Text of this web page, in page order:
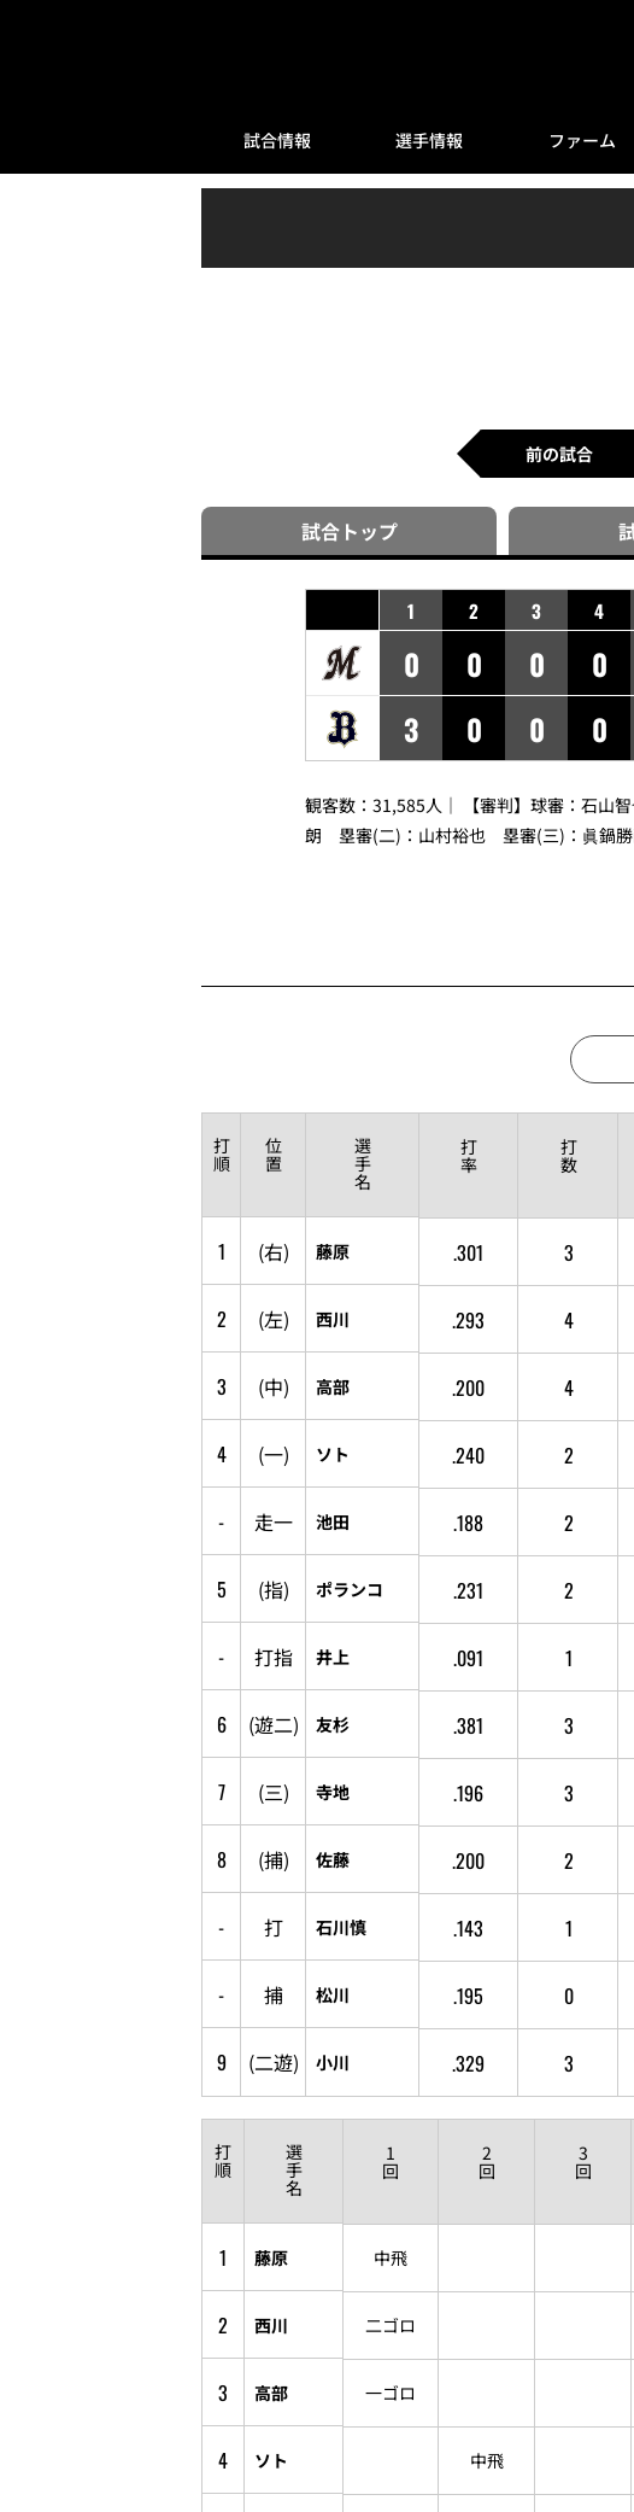
試合情報 選手情報 ファーム
前の試合
試合トップ
1 2 3 4
0 0 0 0
3
0 0 0
観客数：31,585人｜ 【審判】球審： 石山
朗 塁審(二)： 山村裕也 塁審(三)： 眞鍋
打
順
位
置
選
手
名
打
率
打
数
1 (右) 藤原 .301 3
2 (左) 西川 .293 4
3 (中) 高部 .200 4
4 (一) ソト .240 2
- 走一 池田 .188 2
5 (指) ポランコ .231 2
- 打指 井上 .091 1
6 (遊二) 友杉 .381 3
7 (三) 寺地 .196 3
8 (捕) 佐藤 .200 2
- 打 石川慎 .143 1
- 捕 松川 .195 0
9 (二遊) 小川 .329 3
打
順
選
手
名
1
回
2
回
3
回
1 藤原 中飛
2 西川 二ゴロ
3 高部 一ゴロ
4 ソト 中飛